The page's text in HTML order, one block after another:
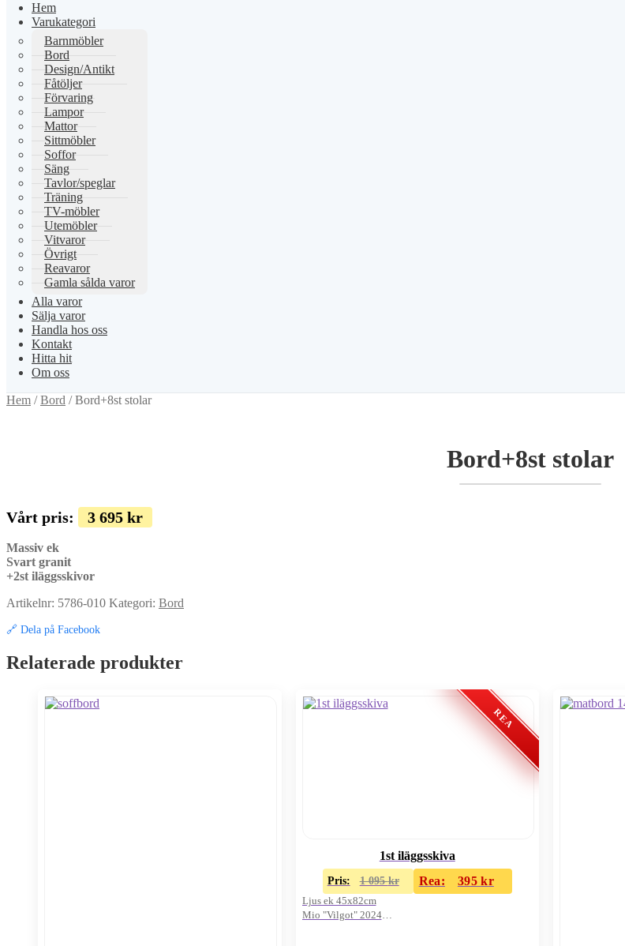
Hem
Varukategori
Barnmöbler
Bord
Design/Antikt
Fåtöljer
Förvaring
Lampor
Mattor
Sittmöbler
Soffor
Säng
Tavlor/speglar
Träning
TV-möbler
Utemöbler
Vitvaror
Övrigt
Reavaror
Gamla sålda varor
Alla varor
Sälja varor
Handla hos oss
Kontakt
Hitta hit
Om oss
Hem /Bord /Bord+8st stolar
Bord+8st stolar
Vårt pris: 3 695 kr
Massiv ek
Svart granit
+2st iläggsskivor
Artikelnr: 5786-010 Kategori: Bord
🔗 Dela på Facebook
Relaterade produkter
1st iläggsskiva
Pris: 1 095kr Rea: 395kr
Ljus ek 45x82cm
Mio "Vilgot" 2024